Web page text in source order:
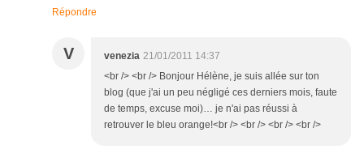
Répondre
V venezia 21/01/2011 14:37
<br /> <br /> Bonjour Hélène, je suis allée sur ton
blog (que j'ai un peu négligé ces derniers mois, faute
de temps, excuse moi)… je n'ai pas réussi à
retrouver le bleu orange!<br /> <br /> <br /> <br />